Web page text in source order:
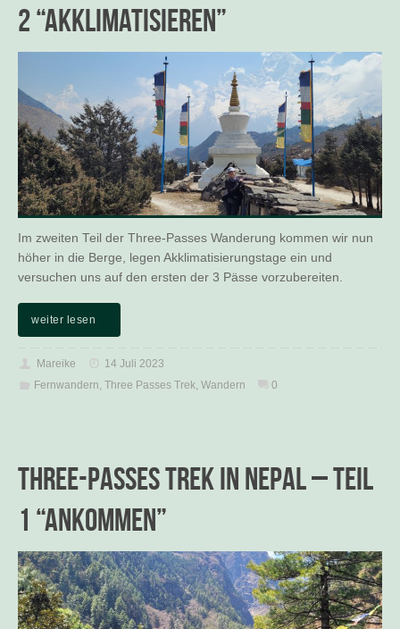
2 “Akklimatisieren”
Im zweiten Teil der Three-Passes Wanderung kommen wir nun
höher in die Berge, legen Akklimatisierungstage ein und
versuchen uns auf den ersten der 3 Pässe vorzubereiten.
weiter lesen
Mareike
14 Juli 2023
Fernwandern, Three Passes Trek, Wandern 0
Three-Passes Trek in Nepal – Teil
1 “Ankommen”